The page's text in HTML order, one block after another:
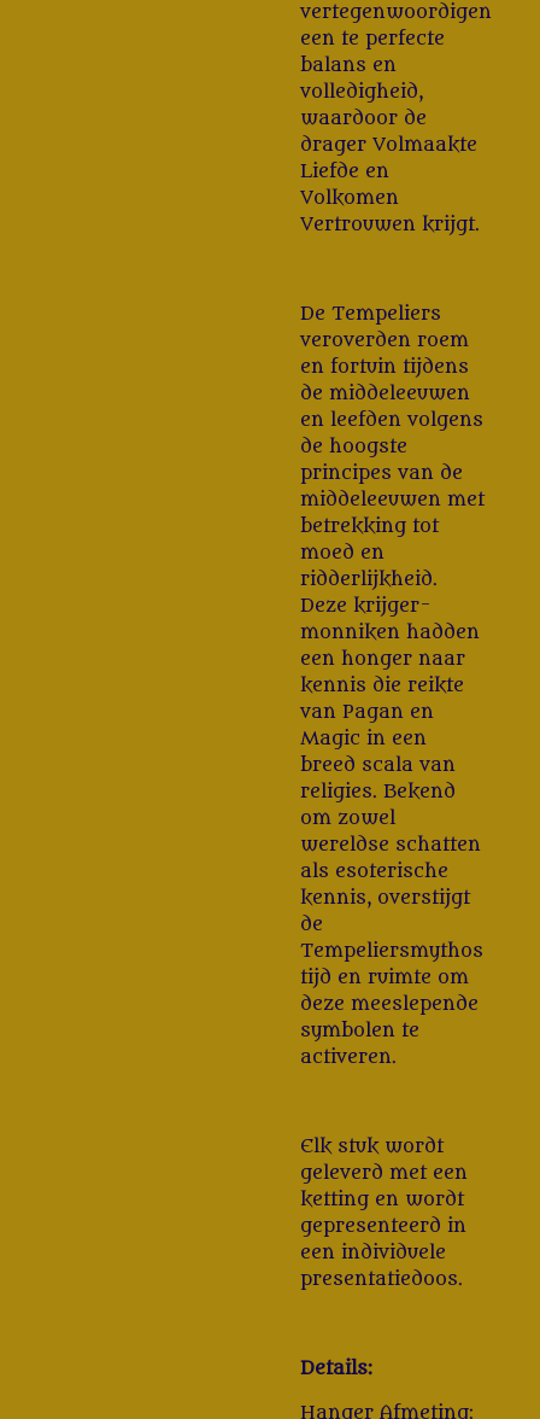
vertegenwoordigen
een te perfecte
balans en
volledigheid,
waardoor de
drager Volmaakte
Liefde en
Volkomen
Vertrouwen krijgt.
De Tempeliers
veroverden roem
en fortuin tijdens
de middeleeuwen
en leefden volgens
de hoogste
principes van de
middeleeuwen met
betrekking tot
moed en
ridderlijkheid.
Deze krijger-
monniken hadden
een honger naar
kennis die reikte
van Pagan en
Magic in een
breed scala van
religies. Bekend
om zowel
wereldse schatten
als esoterische
kennis, overstijgt
de
Tempeliersmythos
tijd en ruimte om
deze meeslepende
symbolen te
activeren.
Elk stuk wordt
geleverd met een
ketting en wordt
gepresenteerd in
een individuele
presentatiedoos.
Details:
Hanger Afmeting: